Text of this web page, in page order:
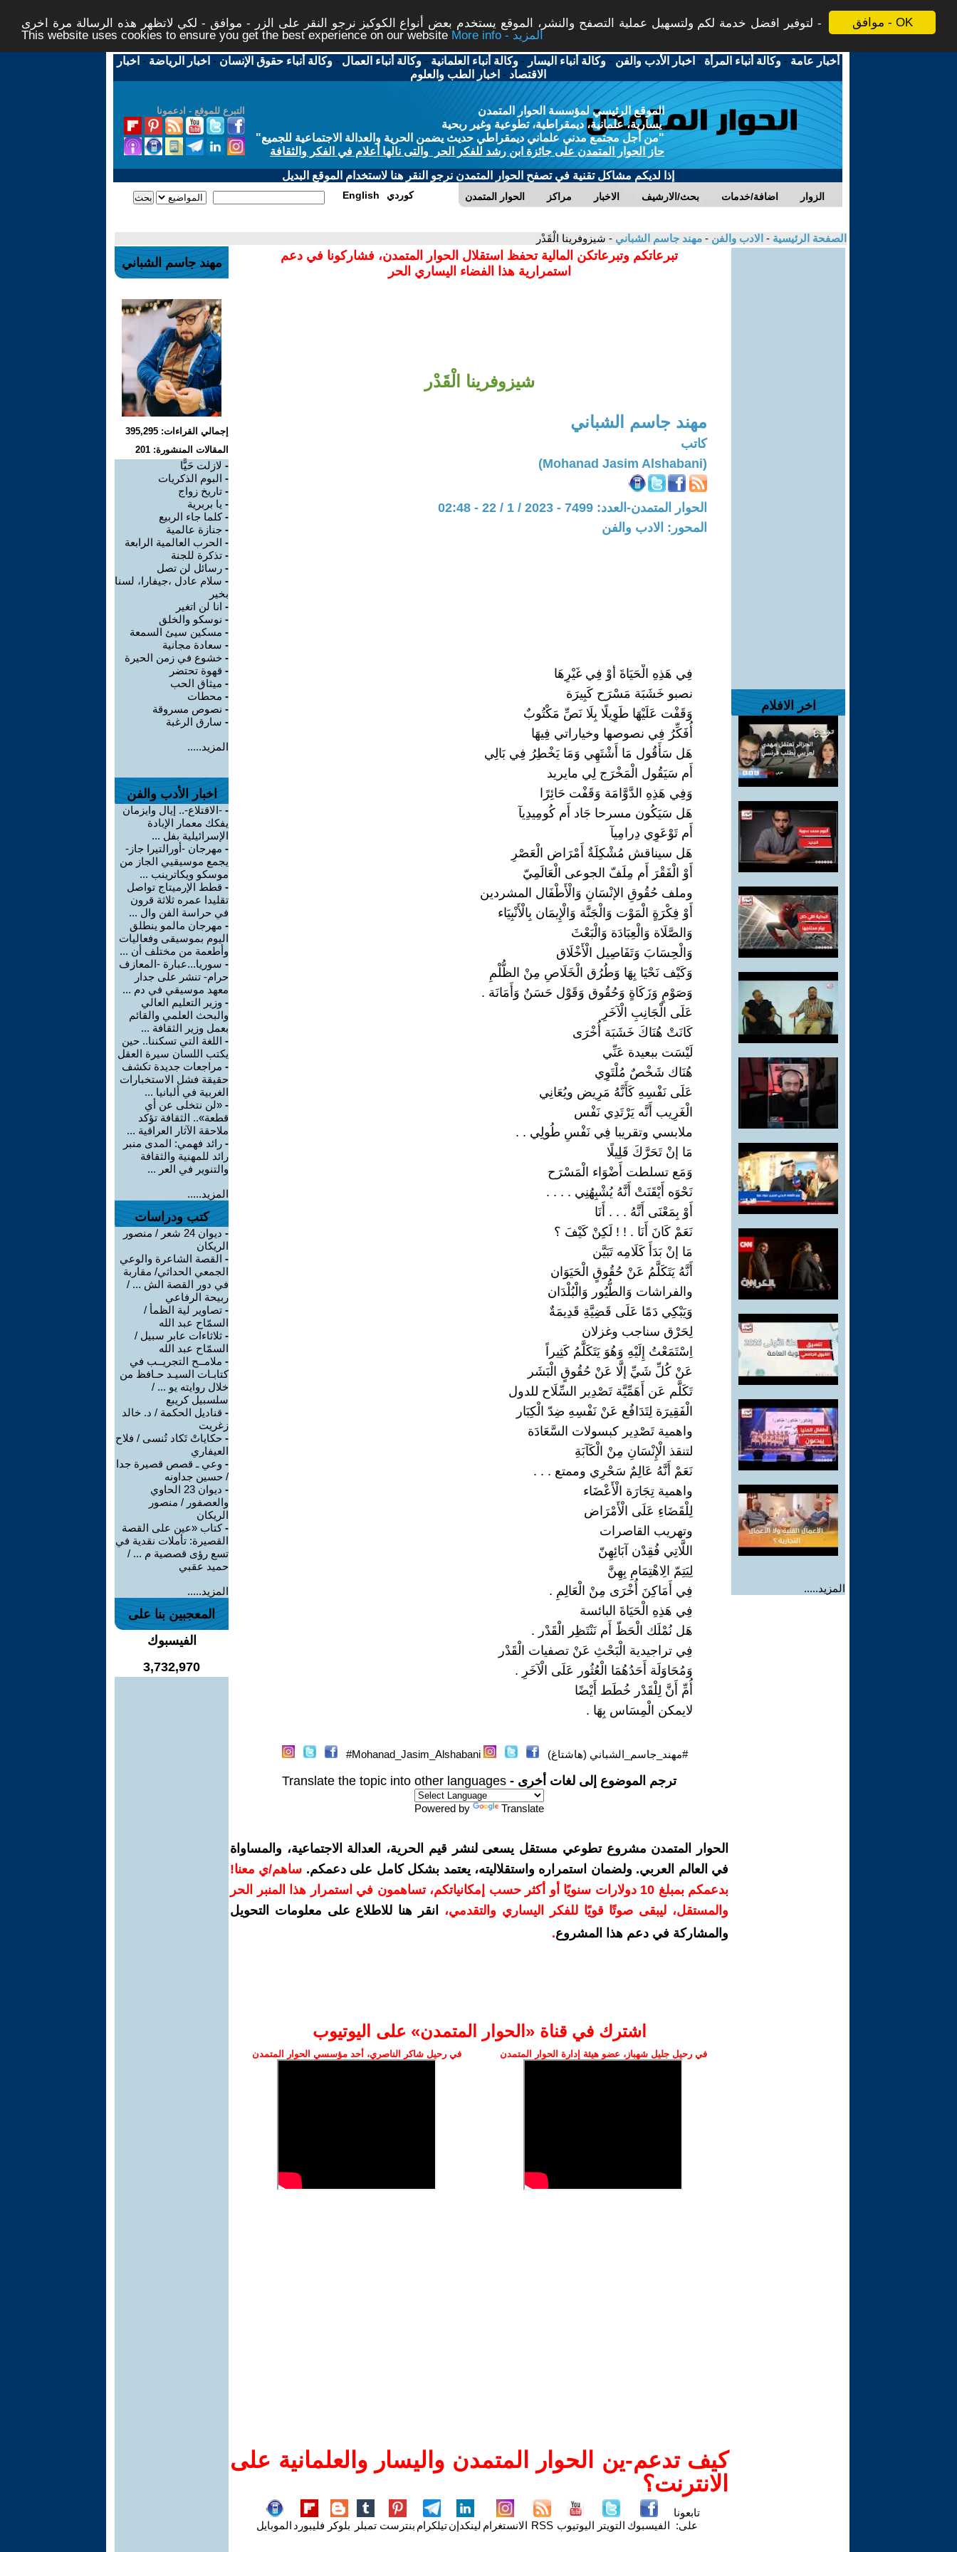
موافق - OK
لتوفير افضل خدمة لكم ولتسهيل عملية التصفح والنشر، الموقع يستخدم بعض أنواع الكوكيز نرجو النقر على الزر - موافق - لكي لاتظهر هذه الرسالة مرة اخرى -
This website uses cookies to ensure you get the best experience on our website
More info - المزيد
أخبار عامة -وكالة أنباء المرأة - اخبار الأدب والفن -وكالة أنباء اليسار -وكالة أنباء العلمانية -وكالة أنباء العمال -وكالة أنباء حقوق الإنسان - اخبار الرياضة - اخبار
الاقتصاد - اخبار الطب والعلوم
التبرع للموقع - ادعمونا
الموقع الرئيسي لمؤسسة الحوار المتمدن
يسارية، علمانية، ديمقراطية، تطوعية وغير ربحية
"من أجل مجتمع مدني علماني ديمقراطي حديث يضمن الحرية والعدالة الاجتماعية للجميع"
حاز الحوار المتمدن على جائزة ابن رشد للفكر الحر والتى نالها أعلام في الفكر والثقافة
إذا لديكم مشاكل تقنية في تصفح الحوار المتمدن نرجو النقر هنا لاستخدام الموقع البديل
الحوار المتمدن مراكز الاخبار بحث/الارشيف اضافة/خدمات الزوار English كوردي
الصفحة الرئيسية - الادب والفن - مهند جاسم الشباني - شيزوفرينا الْقَدْر
اخر الافلام
المزيد.....
تبرعاتكم وتبرعاتكن المالية تحفظ استقلال الحوار المتمدن، فشاركونا في دعم
استمرارية هذا الفضاء اليساري الحر
شيزوفرينا الْقَدْر
مهند جاسم الشباني
كاتب
(Mohanad Jasim Alshabani)
الحوار المتمدن-العدد: 7499 - 2023 / 1 / 22 - 02:48
المحور: الادب والفن
فِي هَذِهِ الْحَيَاةَ أَوْ فِي غَيْرِهَا
نصبو خَشَبَة مَسْرَح كَبِيرَة
وَقَفْت عَلَيْهَا طَوِيلًا بِلَا نَصِّ مَكْتُوبٌ
أُفَكِّرُ فِي نصوصها وخياراتي فِيهَا
هَل سَأَقُول مَا أَشْتَهِي وَمَا يَخْطِرُ فِي بَالِي
أَم سَيَقُول الْمَخْرَج لِي مايريد
وَفِي هَذِهِ الدَّوَّامَة وَقَفْت حَائِرًا
هَل سَيَكُون مسرحا جَاد أَم كُومِيدِيآ
أَم تَوْعَوِي دِرامِيآ
هَل سيناقش مُشْكِلَةٌ أَمْرَاض الْعَصْرِ
أَوْ الْفَقْرَ أَم مِلَفّ الجوعى الْعَالَمِيّ
وملف حُقُوقِ الإنْسَانِ وَالْأَطْفَال المشردين
أَوْ فِكْرَةٍ الْمَوْت وَالْجَنَّة وَالْإِيمَان بِالْأَنْبِيَاء
وَالصَّلَاة وَالْعِبَادَة وَالْبَعْثَ
وَالْحِسَابَ وَتَفَاصِيل الْأَخْلَاق
وَكَيْف نَحْيَا بِهَا وَطُرُق الْخَلَاصِ مِنْ الظُّلْمِ
وَصَوْمٍ وَزَكَاةٍ وَحُقُوق وَقَوْل حَسَنٌ وَأَمَانَة .
عَلَى الْجَانِبِ الْآخَرِ
كَانَتْ هُنَاكَ خَشَبَة أُخْرَى
لَيْسَت ببعيدة عَنِّي
هُنَاك شَخْصٌ مُلْتَوِي
عَلَى نَفْسِهِ كَأَنَّهُ مَرِيض ويُعَانِي
الْغَرِيب أَنَّه يَرْتَدِي نَفْس
ملابسي وتقريبا فِي نَفْسِ طُولِي . .
مَا إنْ تَحَرَّكَ قَلِيلًا
وَمَع تسلطت أَضْوَاء الْمَسْرَح
نَحْوَه أَيْقَنَتْ أَنَّهُ يُشْبِهُنِي . . . .
أَوْ بِمَعْنَى أَنَّهُ . . . أَنَا
نَعَمْ كَانَ أَنَا . ! ! لَكِنْ كَيْفَ ؟
مَا إنْ بَدَأَ كَلَامِه تَبَيَّن
أَنَّهُ يَتَكَلَّمُ عَنْ حُقُوقٍ الْحَيَوَان
والفراشات وَالطُّيُور وَالْبُلْدَان
وَيَبْكِي دَمًا عَلَى قَضِيَّةِ قَدِيمَةٌ
لِحَرْق سناجب وغزلان
اِسْتَمَعْتُ إِلَيْهِ وَهُوَ يَتَكَلَّمُ كَثِيراً
عَنْ كُلِّ شَيِّ إلَّا عَنْ حُقُوقٍ الْبَشَر
تَكَلَّم عَن أَهَمِّيَّة تَصْدِير السِّلَاح للدول
الْفَقِيرَة لِتَدَافُع عَنْ نَفْسِهِ ضِدّ الْكِبَار
واهمية تَصْدِير كبسولات السَّعَادَة
لتنقذ الْإِنْسَانِ مِنْ الْكَآبَةِ
نَعَمْ أَنَّهُ عَالِمٌ سَحْرِي وممتع . . .
واهمية تِجَارَة الْأَعْضَاء
لِلْقَضَاءِ عَلَى الْأَمْرَاض
وتهريب القاصرات
اللَّاتِي فُقِدْن آبَائِهِنّ
لِيَتِمّ الِاهْتِمَامِ بِهِنَّ
فِي أَمَاكِنَ أُخْرَى مِنْ الْعَالِمِ .
فِي هَذِهِ الْحَيَاةَ البائسة
هَل نُمْلَك الْحَظّ أَم نَنْتَظِر الْقَدْر .
فِي تراجيدية الْبَحْثِ عَنْ تصفيات الْقَدْر
وَمُحَاوَلَة أَحَدُهُمَا الْعُثُور عَلَى الْآخَرِ .
أُمِّ أَنَّ لِلْقَدْر خُطَط أَيْضًا
لايمكن الْمِسَاس بِهَا .
#مهند_جاسم_الشباني (هاشتاغ) Mohanad_Jasim_Alshabani#
ترجم الموضوع إلى لغات أخرى - Translate the topic into other languages
Powered by Translate
الحوار المتمدن مشروع تطوعي مستقل يسعى لنشر قيم الحرية، العدالة الاجتماعية، والمساواة
في العالم العربي. ولضمان استمراره واستقلاليته، يعتمد بشكل كامل على دعمكم. ساهم/ي معنا!
بدعمكم بمبلغ 10 دولارات سنويًا أو أكثر حسب إمكانياتكم، تساهمون في استمرار هذا المنبر الحر
والمستقل، ليبقى صوتًا قويًا للفكر اليساري والتقدمي،
انقر هنا للاطلاع على معلومات التحويل
والمشاركة في دعم هذا المشروع.
اشترك في قناة ‫«الحوار المتمدن» على اليوتيوب
في رحيل جليل شهباز، عضو هيئة إدارة الحوار المتمدن في رحيل شاكر الناصري، أحد مؤسسي الحوار المتمدن
كيف تدعم-ين الحوار المتمدن واليسار والعلمانية على
الانترنت؟
تابعونا
على: الفيسبوك التويتر اليوتيوب RSS الانستغرام لينكدإنتيلكرام بنترست تمبلر بلوكر فليبورد الموبايل
مهند جاسم الشباني
إجمالي القراءات: 395,295
المقالات المنشورة: 201
- لازلت حَيًّا
- البوم الذكريات
- تاريخ زواج
- يا بربرية
-كلما جاء الربيع
- جنازة عالمية
- الحرب العالمية الرابعة
- تذكرة للجنة
- رسائل لن تصل
- سلام عادل ،جيفارا، لسنا
بخير
- انا لن اتغير
- نوسكو والخلق
- مسكين سيئ السمعة
- سعادة مجانية
- خشوع في زمن الحيرة
- قهوة تحتضر
- ميثاق الحب
- محطات
- نصوص مسروقة
- سارق الرغبة
المزيد.....
اخبار الأدب والفن
- -الاقتلاع-.. إيال وايزمان
يفكك معمار الإبادة
الإسرائيلية بفل ...
- مهرجان -أورالتيرا جاز-
يجمع موسيقيي الجاز من
موسكو ويكاترينب ...
- قطط الإرميتاج تواصل
تقليدا عمره ثلاثة قرون
في حراسة الفن وال ...
- مهرجان مالمو ينطلق
اليوم بموسيقى وفعاليات
وأطعمة من مختلف أن ...
- سوريا...عبارة -المعازف
حرام- تنشر على جدار
معهد موسيقي في دم ...
- وزير التعليم العالي
والبحث العلمي والقائم
بعمل وزير الثقافة ...
- اللغة التي تسكننا.. حين
يكتب اللسان سيرة العقل
- مراجعات جديدة تكشف
حقيقة فشل الاستخبارات
الغربية في ألبانيا ...
- «لن نتخلى عن أي
قطعة».. الثقافة تؤكد
ملاحقة الآثار العراقية ...
- رائد فهمي: المدى منبر
رائد للمهنية والثقافة
والتنوير في العر ...
المزيد.....
كتب ودراسات
-
ديوان 24 شعر / منصور
الريكان
- القصة الشاعرة والوعي
الجمعي الحداثي/ مقاربة
في دور القصة الش ... /
ربيحة الرفاعي
- تصاوير لية الظمأ /
السمّاح عبد الله
- ثلاثاءات عابر سبيل /
السمّاح عبد الله
- ملامــح التجريــب في
كتابـات السيـد حـافظ من
خلال روايته يو ... /
سلسبيل كريبع
- قناديل الحكمة / د. خالد
زغريت
- حكاياتْ تَكاد تُنسى / فلاح
العيفاري
- وعي ـ قصص قصيرة جدا
/ حسين جداونه
-
ديوان 23 الحاوي
والعصفور / منصور
الريكان
-كتاب «عين على القصة
القصيرة: تأملات نقدية في
تسع رؤى قصصية م ... /
حميد عقبي
المزيد.....
المعجبين بنا على
الفيسبوك
3,732,970